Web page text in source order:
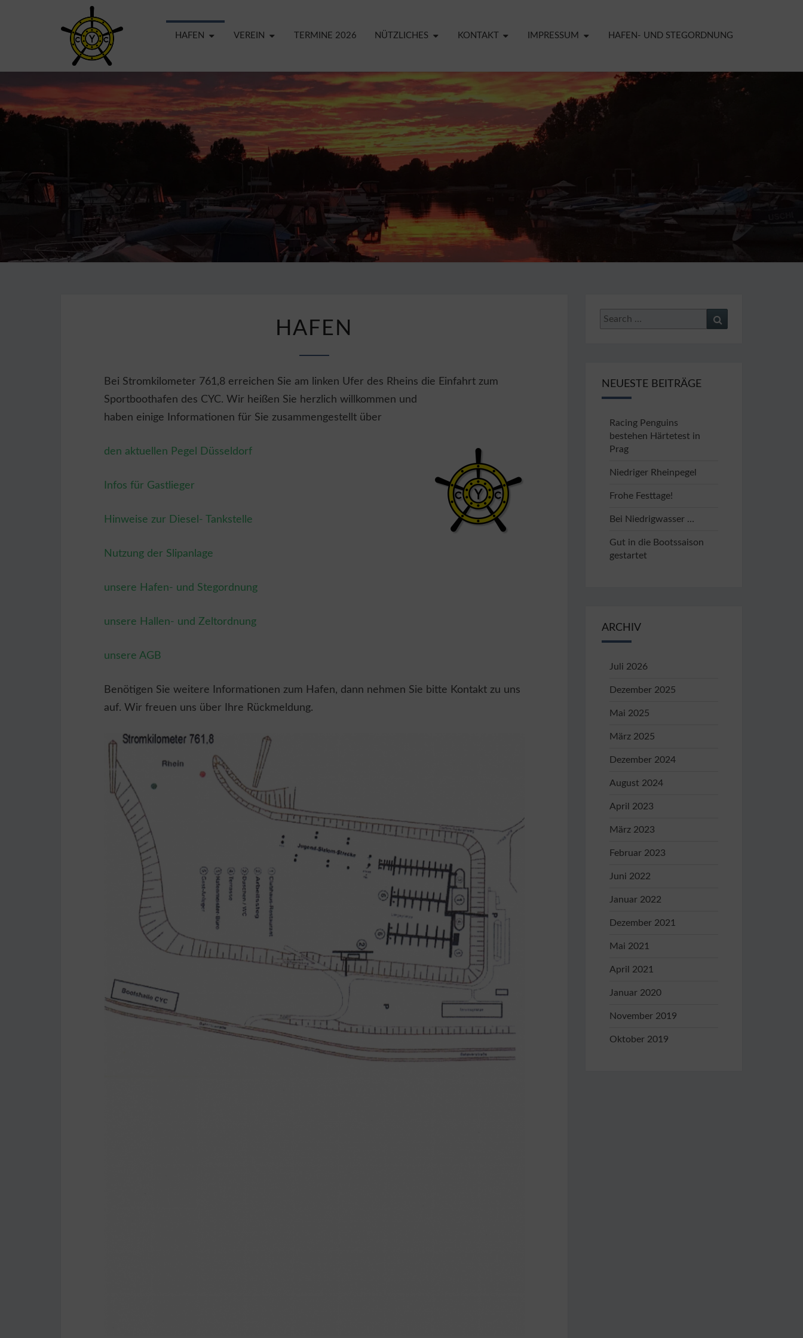
HAFEN VEREIN TERMINE 2026 NÜTZLICHES KONTAKT IMPRESSUM HAFEN- UND STEGORDNUNG
CREFELDER
YACHT
CLUB E.V.
HAFEN
Bei Stromkilometer 761,8 erreichen Sie am linken Ufer des Rheins die Einfahrt zum
Sportboothafen des CYC. Wir heißen Sie herzlich willkommen und
haben einige Informationen für Sie zusammengestellt über
den aktuellen Pegel Düsseldorf
Infos für Gastlieger
Hinweise zur Diesel- Tankstelle
Nutzung der Slipanlage
unsere Hafen- und Stegordnung
unsere Hallen- und Zeltordnung
unsere AGB
Benötigen Sie weitere Informationen zum Hafen, dann nehmen Sie bitte Kontakt zu uns
auf. Wir freuen uns über Ihre Rückmeldung.
Search
for:
NEUESTE BEITRÄGE
Racing Penguins
bestehen Härtetest in
Prag
Niedriger Rheinpegel
Frohe Festtage!
Bei Niedrigwasser …
Gut in die Bootssaison
gestartet
ARCHIV
Juli 2026
Dezember 2025
Mai 2025
März 2025
Dezember 2024
August 2024
April 2023
März 2023
Februar 2023
Juni 2022
Januar 2022
Dezember 2021
Mai 2021
April 2021
Januar 2020
November 2019
Oktober 2019